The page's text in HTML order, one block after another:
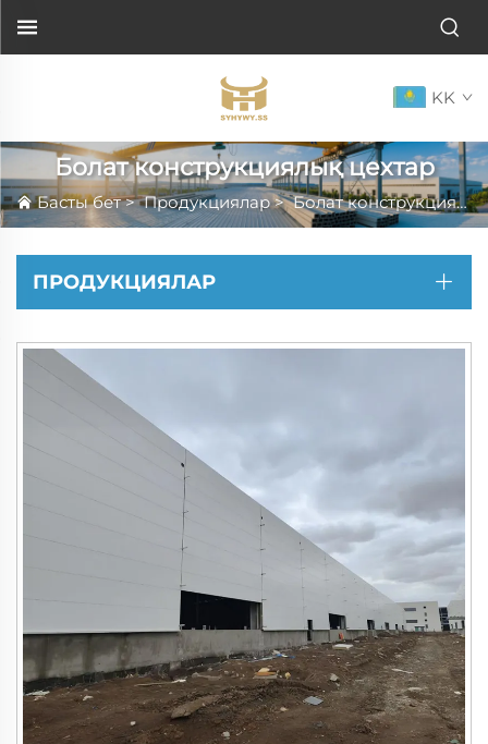
KK
Болат конструкциялық цехтар
Басты бет>Продукциялар>Болат конструкциялық цехтар
ПРОДУКЦИЯЛАР